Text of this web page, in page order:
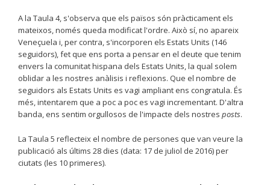
A la Taula 4, s'observa que els països són pràcticament els
mateixos, només queda modificat l'ordre. Això sí, no apareix
Veneçuela i, per contra, s'incorporen els Estats Units (146
seguidors), fet que ens porta a pensar en el deute que tenim
envers la comunitat hispana dels Estats Units, la qual solem
oblidar a les nostres anàlisis i reflexions. Que el nombre de
seguidors als Estats Units es vagi ampliant ens congratula. És
més, intentarem que a poc a poc es vagi incrementant. D'altra
banda, ens sentim orgullosos de l'impacte dels nostres posts.
La Taula 5 reflecteix el nombre de persones que van veure la
publicació als últims 28 dies (data: 17 de juliol de 2016) per
ciutats (les 10 primeres).